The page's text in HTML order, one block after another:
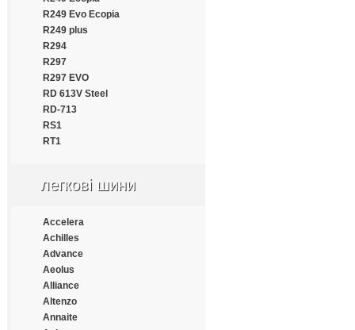
Everest
Everton
Fairking
Falken
Farroad
Fastwear
Federal
Fesite
Firelion
Firemax
Formula
Frideric
Fronway
Fulda
Fullrun
Funtoma
Gallant
General
R249 Evo Ecopia
R249 plus
R294
R297
R297 EVO
RD 613V Steel
RD-713
RS1
RT1
легкові шини
Accelera
Achilles
Advance
Aeolus
Alliance
Altenzo
Annaite